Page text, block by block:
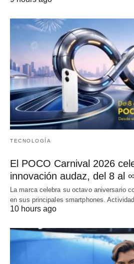
TECNOLOGÍA
El POCO Carnival 2026
innovación audaz, del 8 al
La marca celebra su octavo aniversario
en sus principales smartphones.
10 hours ago